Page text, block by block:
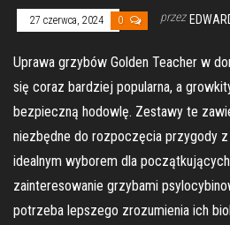
27 czerwca, 2024 0 przez
Uprawa grzybów Golden Teacher w
się coraz bardziej popularna, a
bezpieczną hodowlę. Zestawy te
niezbędne do rozpoczęcia przygody
idealnym wyborem dla
zainteresowanie grzybami
potrzeba lepszego zrozumienia ich